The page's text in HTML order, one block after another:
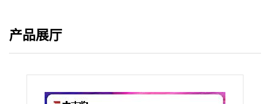
产品展厅